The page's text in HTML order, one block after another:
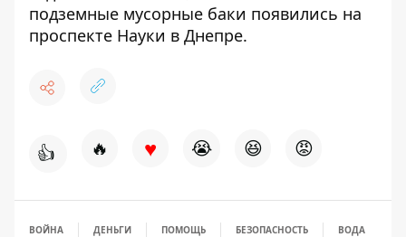
подземные мусорные баки появились на
проспекте Науки в Днепре.
👍 🔥 ♥ 😭 😆 😡
ВОЙНА ДЕНЬГИ ПОМОЩЬ БЕЗОПАСНОСТЬ ВОДА